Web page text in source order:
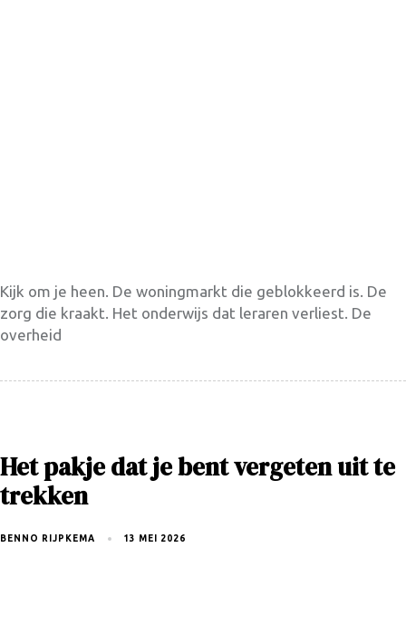
Kijk om je heen. De woningmarkt die geblokkeerd is. De
zorg die kraakt. Het onderwijs dat leraren verliest. De
overheid
Het pakje dat je bent vergeten uit te
trekken
BENNO RIJPKEMA 13 MEI 2026